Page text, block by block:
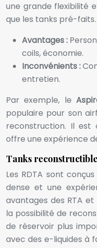
une grande flexibilité
que les tanks pré-faits.
Avantages :
coils, économie.
Inconvénients :
entretien.
Par exemple, le
populaire pour son
reconstruction. Il est
offre une expérience
Tanks
Les RDTA sont
dense et une
avantages des RTA
la possibilité de
de réservoir plus
avec des e-liquides à